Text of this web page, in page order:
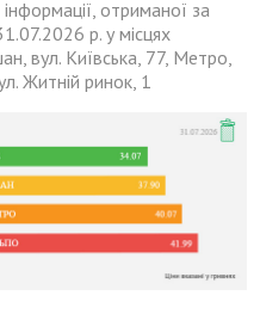
отриманої за
р. у місцях
вул. Київська, 77, Метро,
Житній ринок, 1